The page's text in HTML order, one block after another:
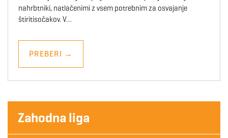
nahrbtniki, natlačenimi z vsem potrebnim za osvajanje
štiritisočakov. V…
PREBERI →
Zahodna liga